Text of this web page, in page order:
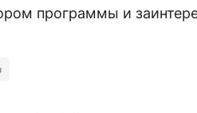
программы и